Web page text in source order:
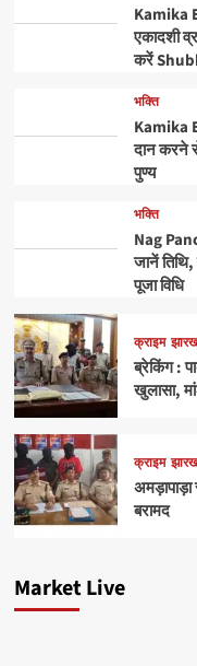
Kamika
एकादशी
करें
भक्ति
Kamika
दान करने
पुण्य
भक्ति
Nag
जानें
पूजा विधि
क्राइम
ब्रेकिंग :
खुलासा,
क्राइम
बरामद
Market Live